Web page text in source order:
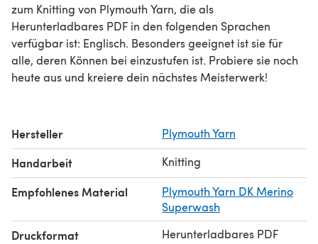
zum Knitting von Plymouth Yarn, die als
Herunterladbares PDF in den folgenden Sprachen
verfügbar ist: Englisch. Besonders geeignet ist sie für
alle, deren Können bei einzustufen ist. Probiere sie noch
heute aus und kreiere dein nächstes Meisterwerk!
Hersteller Plymouth Yarn
Handarbeit Knitting
Empfohlenes Material
Plymouth Yarn DK Merino
Superwash
Druckformat Herunterladbares PDF